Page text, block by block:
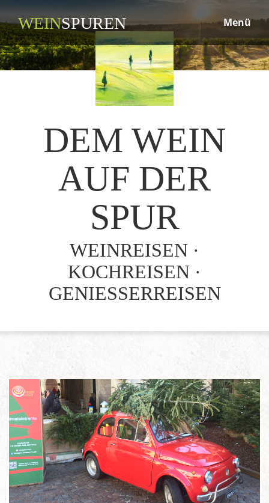
WEINSPUREN Menü
DEM WEIN
AUF DER
SPUR
WEINREISEN ·
KOCHREISEN ·
GENIESSERREISEN